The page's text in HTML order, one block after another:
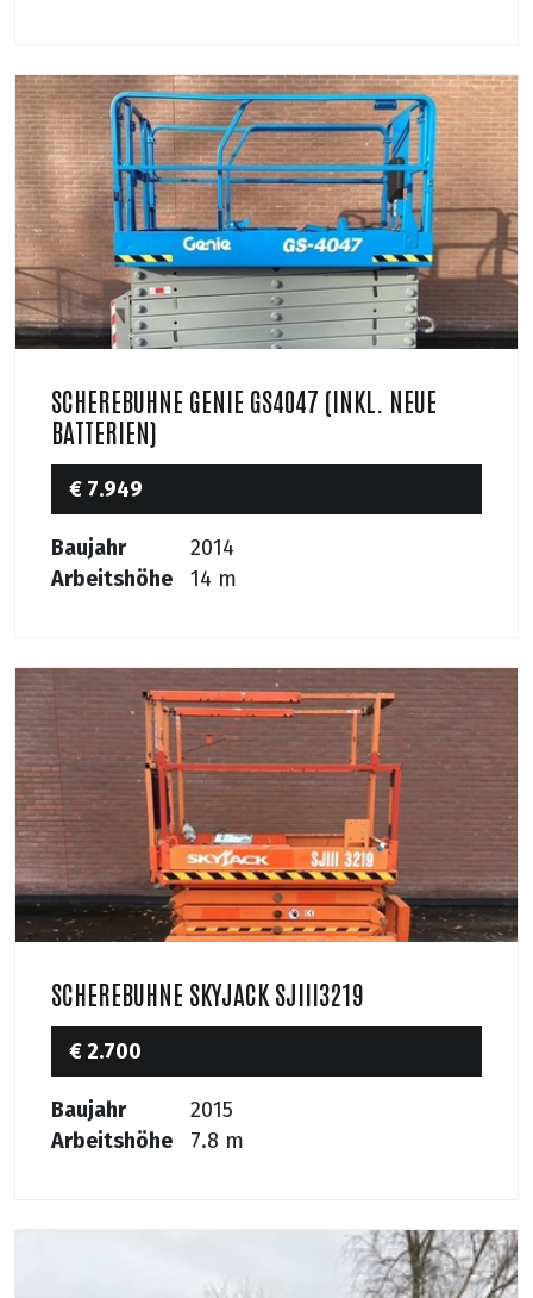
SCHEREBUHNE GENIE GS4047 (INKL. NEUE
BATTERIEN)
€ 7.949
Baujahr
2014
Arbeitshöhe
14 m
SCHEREBUHNE SKYJACK SJIII3219
€ 2.700
Baujahr
2015
Arbeitshöhe
7.8 m